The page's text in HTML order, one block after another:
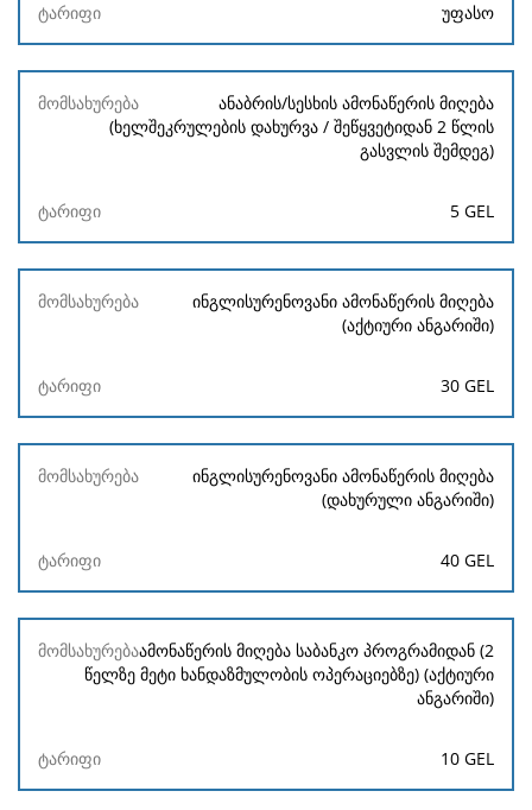
უფასო
ანაბრის/სესხის ამონაწერის მიღება
(ხელშეკრულების დახურვა / შეწყვეტიდან 2 წლის
გასვლის შემდეგ)
5 GEL
ინგლისურენოვანი ამონაწერის მიღება
(აქტიური ანგარიში)
30 GEL
ინგლისურენოვანი ამონაწერის მიღება
(დახურული ანგარიში)
40 GEL
ამონაწერის მიღება საბანკო პროგრამიდან (2
წელზე მეტი ხანდაზმულობის ოპერაციებზე) (აქტიური
ანგარიში)
10 GEL